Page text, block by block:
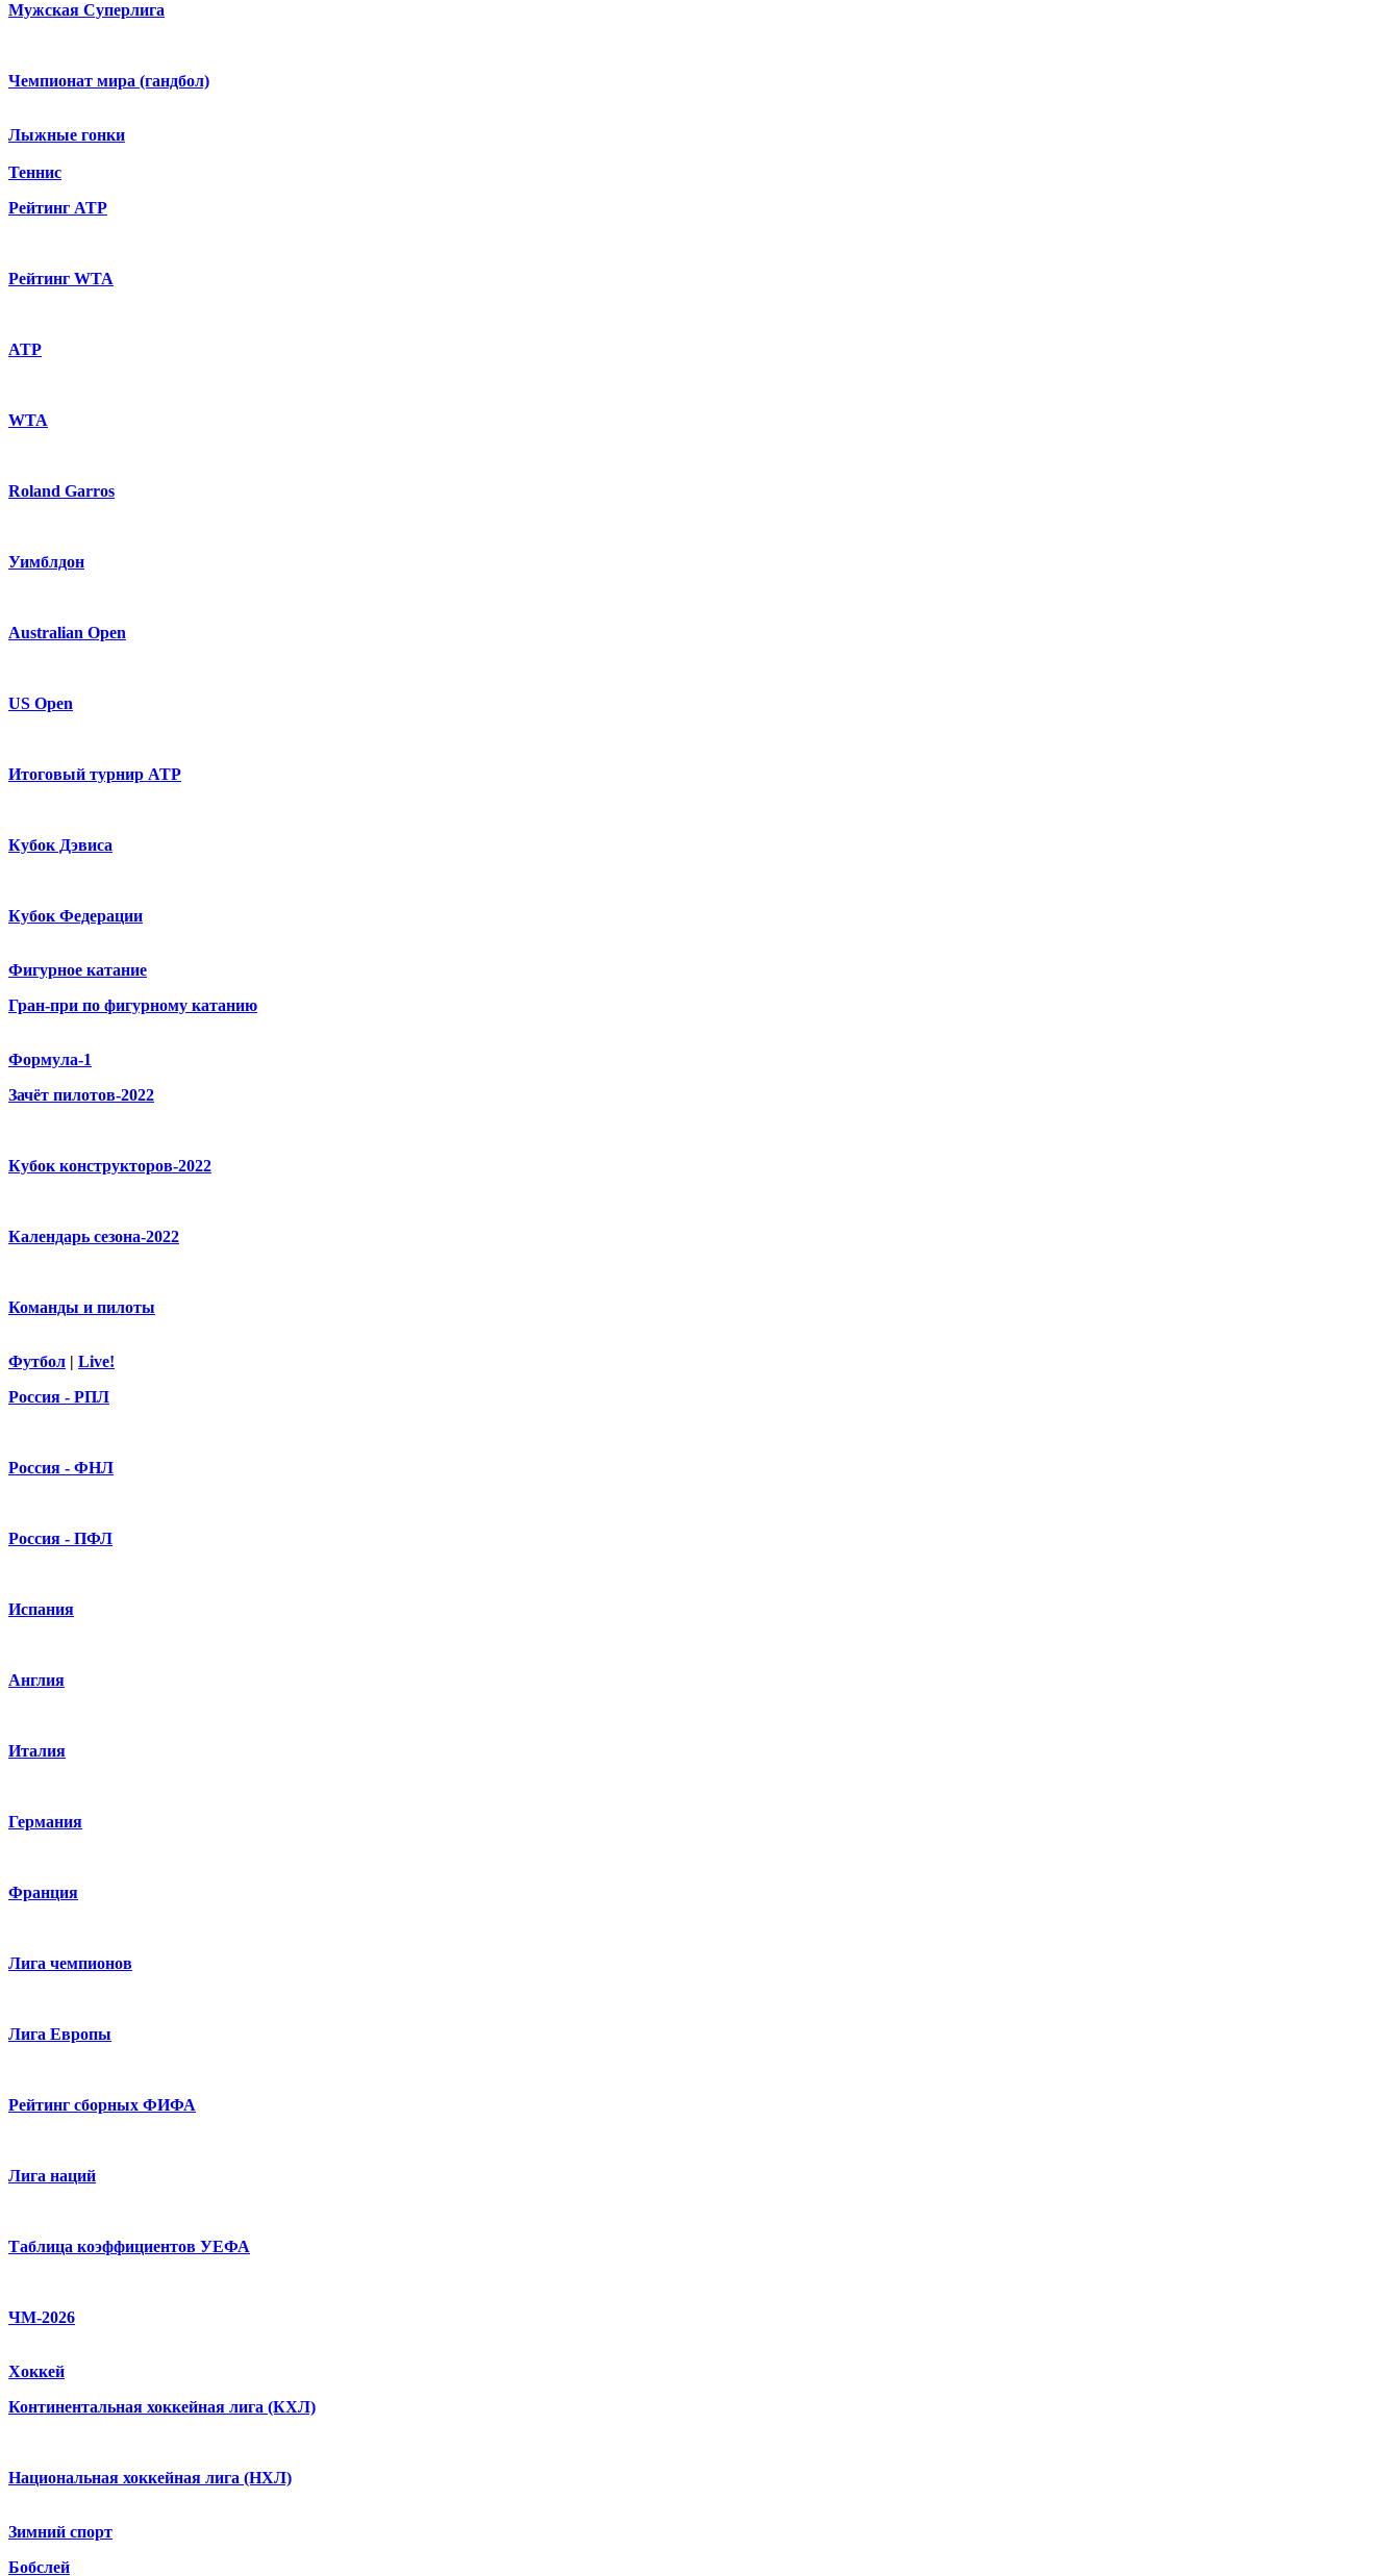
Мужская Суперлига
Чемпионат мира (гандбол)
Лыжные гонки
Теннис
Рейтинг ATP
Рейтинг WTA
ATP
WTA
Roland Garros
Уимблдон
Australian Open
US Open
Итоговый турнир ATP
Кубок Дэвиса
Кубок Федерации
Фигурное катание
Гран-при по фигурному катанию
Формула-1
Зачёт пилотов-2022
Кубок конструкторов-2022
Календарь сезона-2022
Команды и пилоты
Футбол | Live!
Россия - РПЛ
Россия - ФНЛ
Россия - ПФЛ
Испания
Англия
Италия
Германия
Франция
Лига чемпионов
Лига Европы
Рейтинг сборных ФИФА
Лига наций
Таблица коэффициентов УЕФА
ЧМ-2026
Хоккей
Континентальная хоккейная лига (КХЛ)
Национальная хоккейная лига (НХЛ)
Зимний спорт
Бобслей